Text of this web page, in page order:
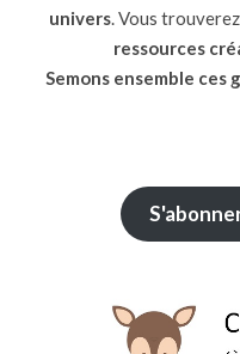
univers. Vous
ressources
Semons ensemble